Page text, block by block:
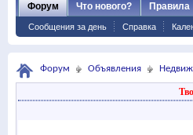
Форум
Сообщения за день Справка
Что нового? Правила
Форум Объявления